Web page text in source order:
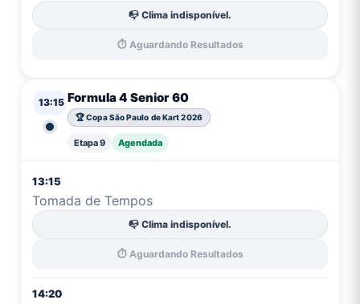
📭 Clima indisponível.
⏱️ Aguardando Resultados
13:15 Formula 4 Senior 60
🏆 Copa São Paulo de Kart 2026
Etapa 9 Agendada
13:15
Tomada de Tempos
📭 Clima indisponível.
⏱️ Aguardando Resultados
14:20